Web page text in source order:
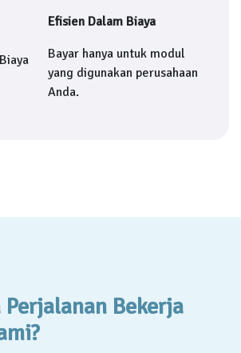
Efisien Dalam Biaya
Bayar hanya untuk modul
yang digunakan perusahaan
Anda.
Perjalanan Bekerja